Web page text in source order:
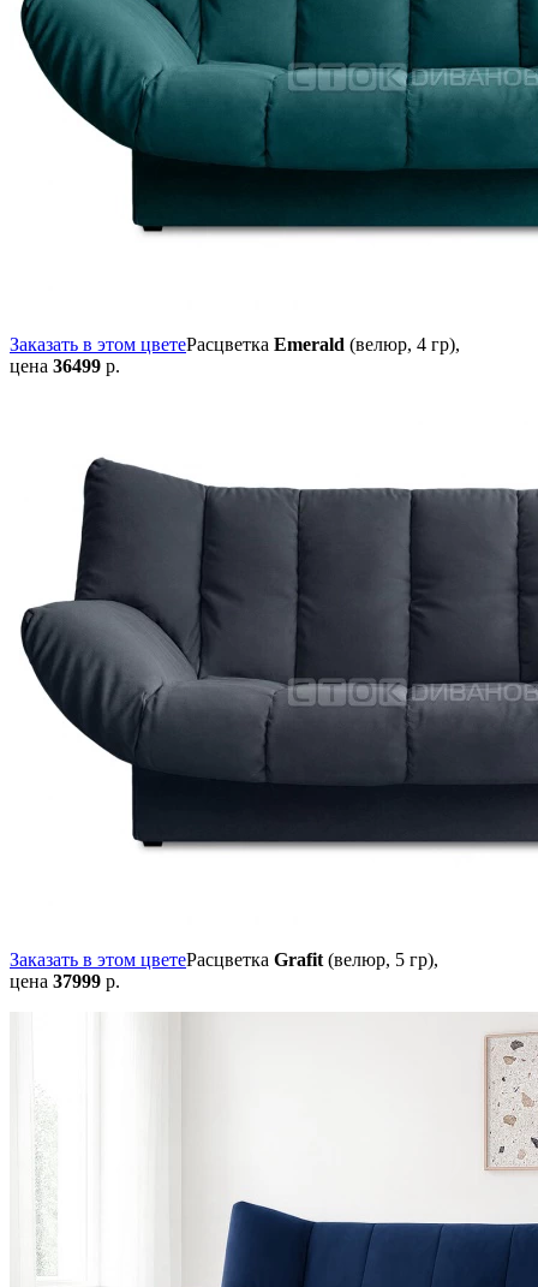
Заказать в этом цветеРасцветка Emerald (велюр, 4 гр),
цена 36499 р.
Заказать в этом цветеРасцветка Grafit(велюр, 5 гр),
цена 37999 р.